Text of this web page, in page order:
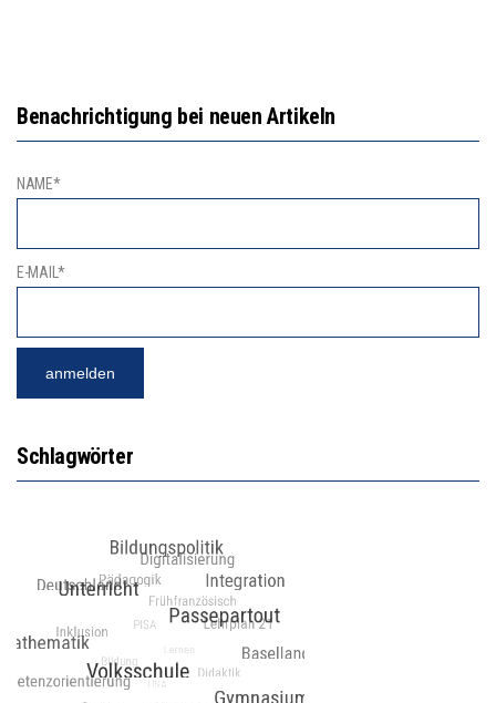
Benachrichtigung bei neuen Artikeln
NAME*
E-MAIL*
Schlagwörter